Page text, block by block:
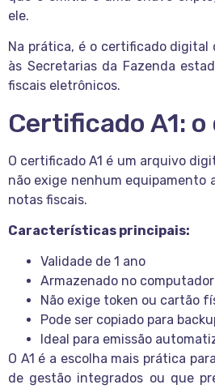
ele.
Na prática, é o certificado digital
às Secretarias da Fazenda
fiscais eletrônicos.
Certificado A1:
O certificado A1 é um arquivo
não exige nenhum equipamento
notas fiscais.
Características principais:
Validade de 1 ano
Armazenado no
Não exige token ou cartão
Pode ser copiado para
Ideal para emissão
O A1 é a escolha mais prática
de gestão integrados ou que